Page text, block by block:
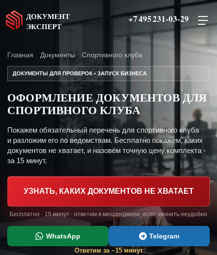
ДОКУМЕНТ
ЭКСПЕРТ
+7 495 231-03-29
Главная Документы Спортивного клуба
ДОКУМЕНТЫ ДЛЯ ПРОВЕРОК • ЗАПУСК БИЗНЕСА
ОФОРМЛЕНИЕ ДОКУМЕНТОВ ДЛЯ
СПОРТИВНОГО КЛУБА
Покажем обязательный перечень для спортивного клуба
и разложим его по ведомствам. Бесплатно покажем, каких
документов не хватает, и назовём точную цену комплекта -
за 15 минут.
УЗНАТЬ, КАКИХ ДОКУМЕНТОВ НЕ ХВАТАЕТ
Бесплатно · 15 минут · ответим в мессенджере, если звонить неудобно
WhatsApp Telegram
Ответим за ~15 минут